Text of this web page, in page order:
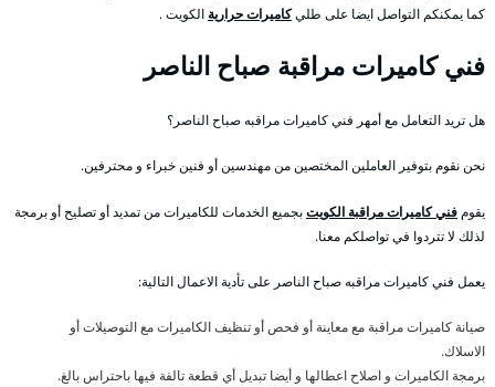
كما يمكنكم التواصل ايضا على طليكاميرات حرارية الكويت .
فني كاميرات مراقبة صباح الناصر
هل تريد التعامل مع أمهر فني كاميرات مراقبه صباح الناصر؟
نحن نقوم بتوفير العاملين المختصين من مهندسين أو فنين خبراء و محترفين.
يقوم فني كاميرات مراقبة الكويتبجميع الخدمات للكاميرات من تمديد أو تصليح أو برمجة
لذلك لا تتردوا في تواصلكم معنا.
يعمل فني كاميرات مراقبه صباح الناصر على تأدية الاعمال التالية:
صيانة كاميرات مراقبة مع معاينة أو فحص أو تنظيف الكاميرات مع التوصيلات أو
الاسلاك.
برمجة الكاميرات و اصلاح اعطالها و أيضا تبديل أي قطعة تالفة فيها باحتراس بالغ.